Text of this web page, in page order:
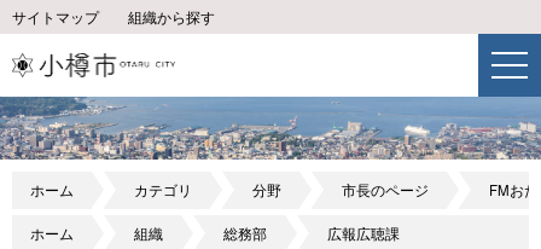
サイトマップ 組織から探す
ホーム カテゴリ 分野 市長のページ FMお
ホーム 組織 総務部 広報広聴課